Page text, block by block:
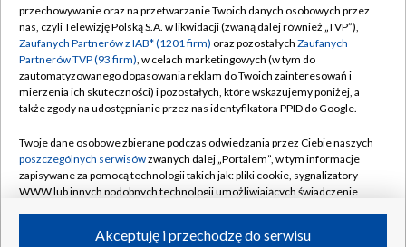
Abonament TVP
Emisja w TVP
Centrum informacji TVP
Naziemna Telewizja Cyfrowa
Rada Programowa
System NOS
Informacje o nadawcy
Program dla prasy
Regulamin TVP
Polityka prywatności
Moje zgody
Pomoc
Kontakt
Kanały
przechowywanie oraz na przetwarzanie Twoich danych osobowych przez
nas, czyli Telewizję Polską S.A. w likwidacji (zwaną dalej również „TVP”),
Zaufanych Partnerów z IAB* (1201 firm) oraz pozostałych Zaufanych
Partnerów TVP (93 firm), w celach marketingowych (w tym do
zautomatyzowanego dopasowania reklam do Twoich zainteresowań i
mierzenia ich skuteczności) i pozostałych, które wskazujemy poniżej, a
także zgody na udostępnianie przez nas identyfikatora PPID do Google.
Twoje dane osobowe zbierane podczas odwiedzania przez Ciebie naszych
poszczególnych serwisówzwanych dalej „Portalem”, w tym informacje
zapisywane za pomocą technologii takich jak: pliki cookie, sygnalizatory
WWW lub innych podobnych technologii umożliwiających świadczenie
ruchu w Internecie.Akceptuję i przechodzę do serwisu